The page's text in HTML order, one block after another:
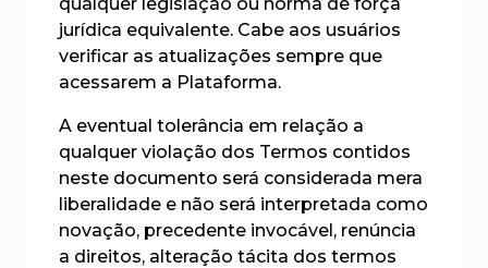
jurídica equivalente. Cabe aos usuários
verificar as atualizações sempre que
acessarem a Plataforma.
A eventual tolerância em relação a
qualquer violação dos Termos contidos
neste documento será considerada mera
liberalidade e não será interpretada como
novação, precedente invocável, renúncia
a direitos, alteração tácita dos termos